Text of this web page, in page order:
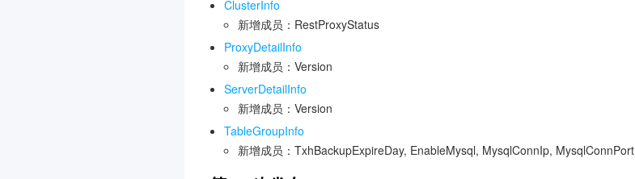
ClusterInfo
新增成员：RestProxyStatus
ProxyDetailInfo
新增成员：Version
ServerDetailInfo
新增成员：Version
TableGroupInfo
新增成员：TxhBackupExpireDay, EnableMysql, MysqlConnIp, MysqlConnPort